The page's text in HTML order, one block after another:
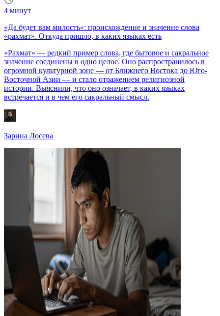
4 минут
«Да будет вам милость»: происхождение и значение слова
«рахмат». Откуда пришло, в каких языках есть
«Рахмат» — редкий пример слова, где бытовое и сакральное
значение соединены в одно целое. Оно распространилось в
огромной культурной зоне — от Ближнего Востока до Юго-
Восточной Азии — и стало отражением религиозной
истории. Выяснили, что оно означает, в каких языках
встречается и в чем его сакральный смысл.
Зарина Лосева